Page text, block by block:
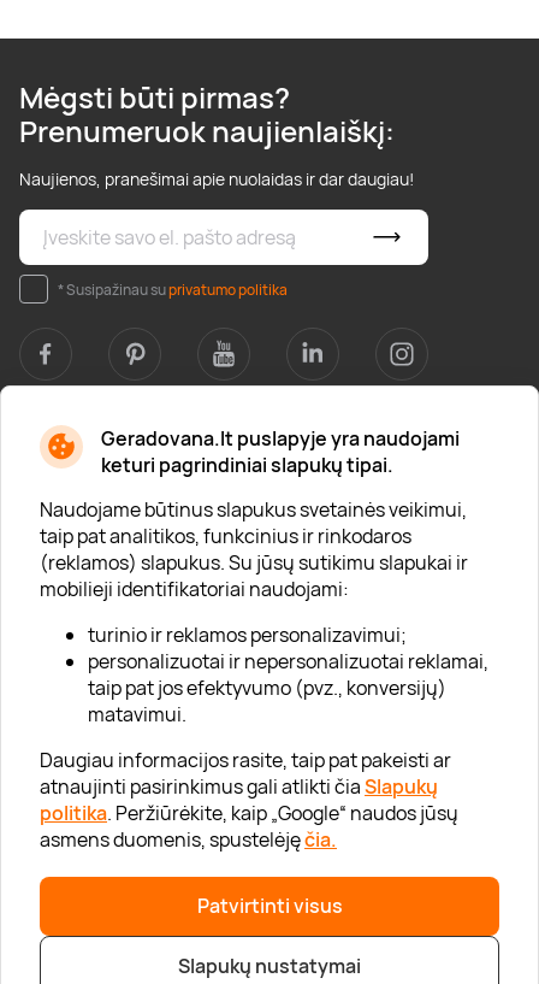
Geradovana.lt puslapyje yra naudojami
keturi pagrindiniai slapukų tipai.
Naudojame būtinus slapukus svetainės veikimui,
taip pat analitikos, funkcinius ir rinkodaros
(reklamos) slapukus. Su jūsų sutikimu slapukai ir
mobilieji identifikatoriai naudojami:
turinio ir reklamos personalizavimui;
personalizuotai ir nepersonalizuotai reklamai,
taip pat jos efektyvumo (pvz., konversijų)
matavimui.
Daugiau informacijos rasite, taip pat pakeisti ar
atnaujinti pasirinkimus gali atlikti čiaSlapukų
politika. Peržiūrėkite, kaip „Google“ naudos jūsų
asmens duomenis, spustelėjęčia.
Patvirtinti visus
Slapukų nustatymai
Mėgsti būti pirmas?
Prenumeruok naujienlaiškį:
Naujienos, pranešimai apie nuolaidas ir dar daugiau!
* Susipažinau suprivatumo politika
Apie mus
Apie „Gera Dovana“
Lojalumo klubas
Karjera
Visi partneriai
Kontaktai
Tinklaraštis
Informacija